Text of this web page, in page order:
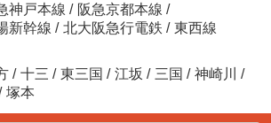
神戸本線 / 阪急京都本線 /
新幹線 / 北大阪急行電鉄 / 東西線
/ 十三 / 東三国 / 江坂 / 三国 / 神崎川
/
塚本